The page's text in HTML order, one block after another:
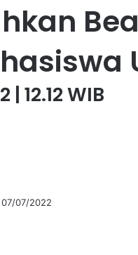
12.12 WIB
e
07/07/2022